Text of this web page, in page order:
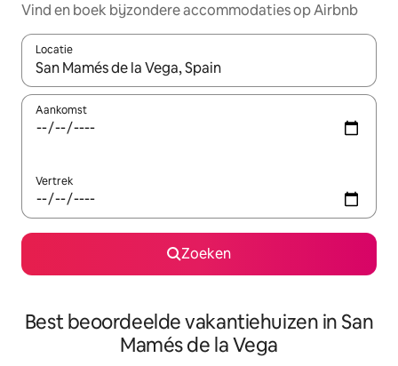
Vind en boek bijzondere accommodaties op Airbnb
Locatie
Wanneer er suggesties beschikbaar zijn, maak je een keuze
Aankomst
Vertrek
Zoeken
Best beoordeelde vakantiehuizen in San
Mamés de la Vega